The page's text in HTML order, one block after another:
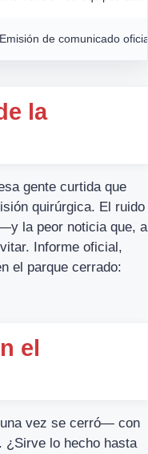
Emisión de comunicado
la
gente curtida que
quirúrgica. El ruido
la peor noticia que, a
Informe oficial,
el parque cerrado:
el
vez se cerró— con
¿Sirve lo hecho hasta